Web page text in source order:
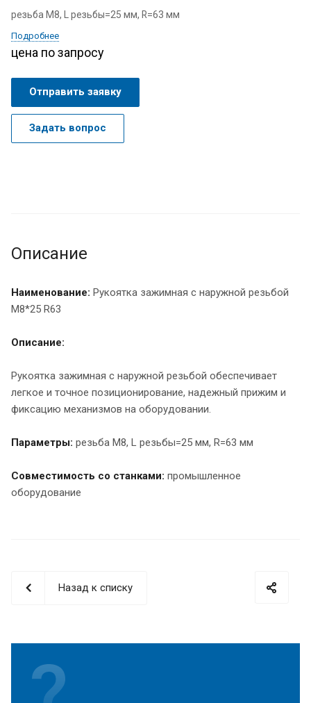
резьба M8, L резьбы=25 мм, R=63 мм
Подробнее
цена по запросу
Отправить заявку
Задать вопрос
Описание
Наименование: Рукоятка зажимная с наружной резьбой
M8*25 R63
Описание:
Рукоятка зажимная с наружной резьбой обеспечивает
легкое и точное позиционирование, надежный прижим и
фиксацию механизмов на оборудовании.
Параметры: резьба M8, L резьбы=25 мм, R=63 мм
Совместимость со станками: промышленное
оборудование
Назад к списку